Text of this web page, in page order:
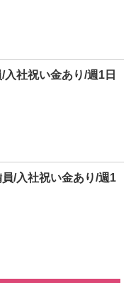
社祝い金あり/週1日
/入社祝い金あり/週1